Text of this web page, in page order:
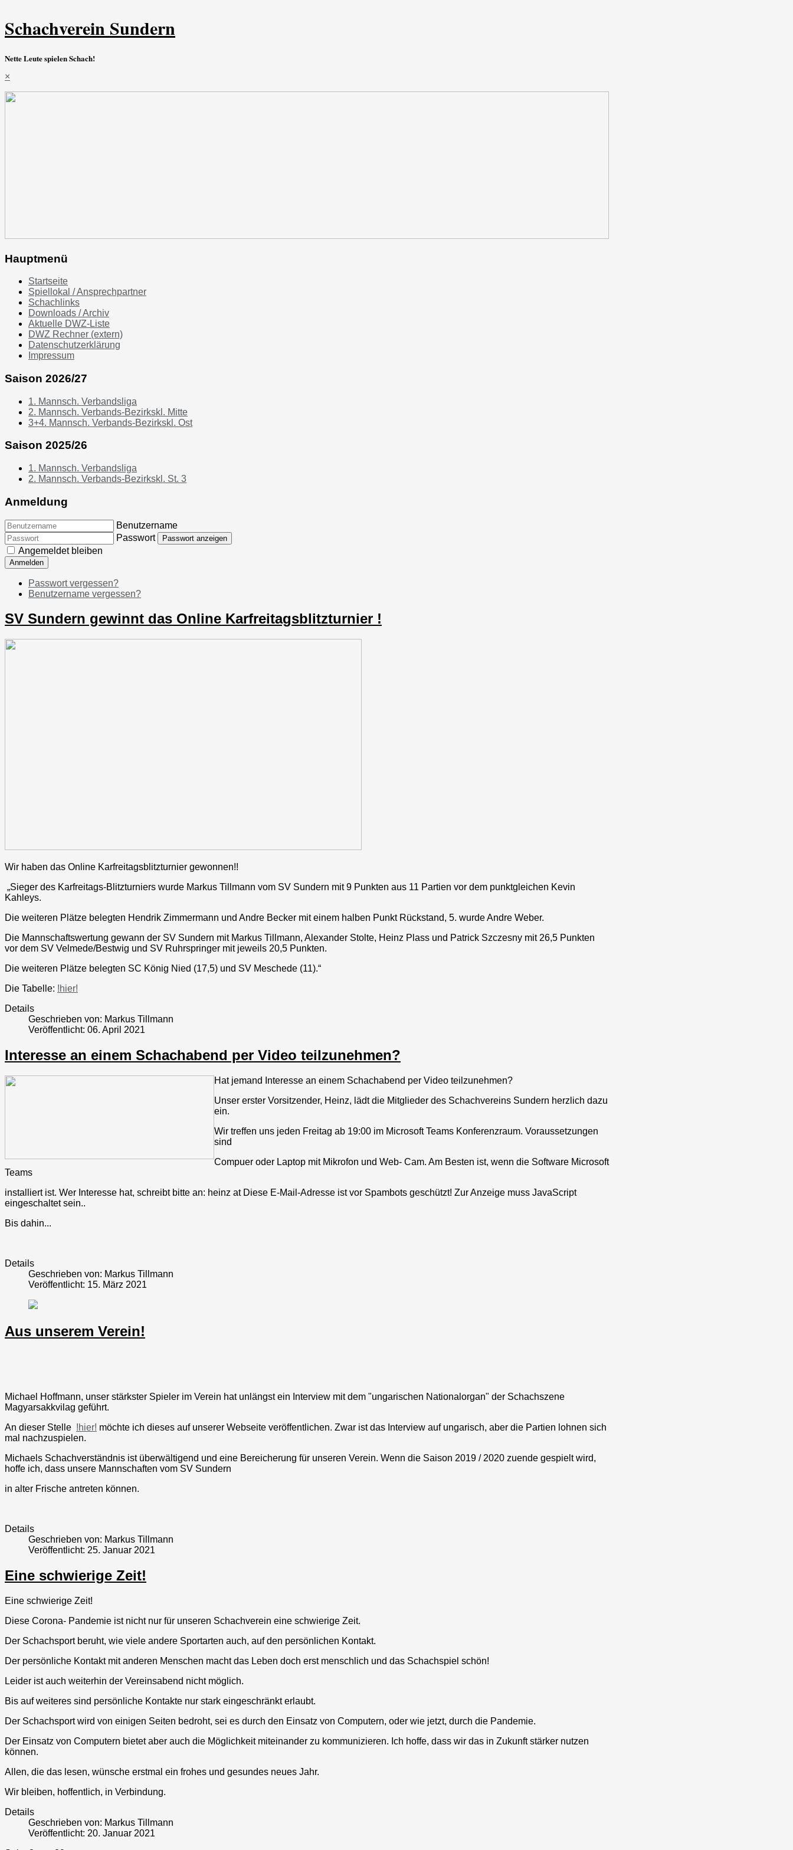
Schachverein Sundern
Nette Leute spielen Schach!
×
Hauptmenü
Startseite
Spiellokal / Ansprechpartner
Schachlinks
Downloads / Archiv
Aktuelle DWZ-Liste
DWZ Rechner (extern)
Datenschutzerklärung
Impressum
Saison 2026/27
1. Mannsch. Verbandsliga
2. Mannsch. Verbands-Bezirkskl. Mitte
3+4. Mannsch. Verbands-Bezirkskl. Ost
Saison 2025/26
1. Mannsch. Verbandsliga
2. Mannsch. Verbands-Bezirkskl. St. 3
Anmeldung
Benutzername
Passwort
Passwort anzeigen
Angemeldet bleiben
Anmelden
Passwort vergessen?
Benutzername vergessen?
SV Sundern gewinnt das Online Karfreitagsblitzturnier !
Wir haben das Online Karfreitagsblitzturnier gewonnen!!
„Sieger des Karfreitags-Blitzturniers wurde Markus Tillmann vom SV Sundern mit 9 Punkten aus 11 Partien vor dem punktgleichen Kevin
Kahleys.
Die weiteren Plätze belegten Hendrik Zimmermann und Andre Becker mit einem halben Punkt Rückstand, 5. wurde Andre Weber.
Die Mannschaftswertung gewann der SV Sundern mit Markus Tillmann, Alexander Stolte, Heinz Plass und Patrick Szczesny mit 26,5 Punkten
vor dem SV Velmede/Bestwig und SV Ruhrspringer mit jeweils 20,5 Punkten.
Die weiteren Plätze belegten SC König Nied (17,5) und SV Meschede (11).“
Die Tabelle: !hier!
Details
Geschrieben von: Markus Tillmann
Veröffentlicht: 06. April 2021
Interesse an einem Schachabend per Video teilzunehmen?
Hat jemand Interesse an einem Schachabend per Video teilzunehmen?
Unser erster Vorsitzender, Heinz, lädt die Mitglieder des Schachvereins Sundern herzlich dazu
ein.
Wir treffen uns jeden Freitag ab 19:00 im Microsoft Teams Konferenzraum. Voraussetzungen
sind
Compuer oder Laptop mit Mikrofon und Web- Cam. Am Besten ist, wenn die Software Microsoft
Teams
installiert ist. Wer Interesse hat, schreibt bitte an: heinz at Diese E-Mail-Adresse ist vor Spambots geschützt! Zur Anzeige muss JavaScript
eingeschaltet sein..
Bis dahin...
Details
Geschrieben von: Markus Tillmann
Veröffentlicht: 15. März 2021
Aus unserem Verein!
Michael Hoffmann, unser stärkster Spieler im Verein hat unlängst ein Interview mit dem "ungarischen Nationalorgan" der Schachszene
Magyarsakkvilag geführt.
An dieser Stelle !hier! möchte ich dieses auf unserer Webseite veröffentlichen. Zwar ist das Interview auf ungarisch, aber die Partien lohnen sich
mal nachzuspielen.
Michaels Schachverständnis ist überwältigend und eine Bereicherung für unseren Verein. Wenn die Saison 2019 / 2020 zuende gespielt wird,
hoffe ich, dass unsere Mannschaften vom SV Sundern
in alter Frische antreten können.
Details
Geschrieben von: Markus Tillmann
Veröffentlicht: 25. Januar 2021
Eine schwierige Zeit!
Eine schwierige Zeit!
Diese Corona- Pandemie ist nicht nur für unseren Schachverein eine schwierige Zeit.
Der Schachsport beruht, wie viele andere Sportarten auch, auf den persönlichen Kontakt.
Der persönliche Kontakt mit anderen Menschen macht das Leben doch erst menschlich und das Schachspiel schön!
Leider ist auch weiterhin der Vereinsabend nicht möglich.
Bis auf weiteres sind persönliche Kontakte nur stark eingeschränkt erlaubt.
Der Schachsport wird von einigen Seiten bedroht, sei es durch den Einsatz von Computern, oder wie jetzt, durch die Pandemie.
Der Einsatz von Computern bietet aber auch die Möglichkeit miteinander zu kommunizieren. Ich hoffe, dass wir das in Zukunft stärker nutzen
können.
Allen, die das lesen, wünsche erstmal ein frohes und gesundes neues Jahr.
Wir bleiben, hoffentlich, in Verbindung.
Details
Geschrieben von: Markus Tillmann
Veröffentlicht: 20. Januar 2021